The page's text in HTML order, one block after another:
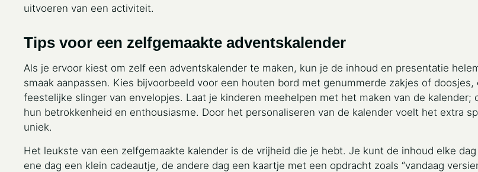
uitvoeren van een activiteit.
Tips voor een zelfgemaakte adventskalender
Als je ervoor kiest om zelf een adventskalender te maken, kun je de inhoud en presentatie
smaak aanpassen. Kies bijvoorbeeld voor een houten bord met genummerde zakjes of doosjes,
feestelijke slinger van envelopjes. Laat je kinderen meehelpen met het maken van de kalender;
hun betrokkenheid en enthousiasme. Door het personaliseren van de kalender voelt het extra
uniek.
Het leukste van een zelfgemaakte kalender is de vrijheid die je hebt. Je kunt de inhoud elke
ene dag een klein cadeautje, de andere dag een kaartje met een opdracht zoals “vandaag